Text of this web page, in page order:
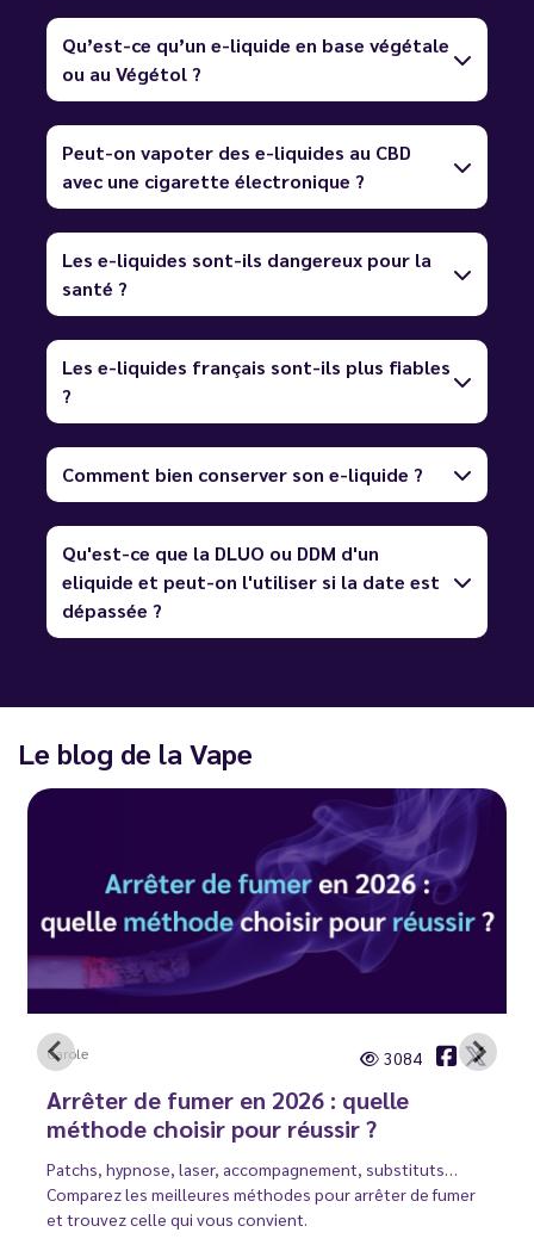
Qu’est-ce qu’un e-liquide en base végétale
ou au Végétol ?
Peut-on vapoter des e-liquides au CBD
avec une cigarette électronique ?
Les e-liquides sont-ils dangereux pour la
santé ?
Les e-liquides français sont-ils plus fiables
?
Comment bien conserver son e-liquide ?
Qu'est-ce que la DLUO ou DDM d'un
eliquide et peut-on l'utiliser si la date est
dépassée ?
Le blog de la Vape
Carole 3084
Arrêter de fumer en 2026 : quelle
méthode choisir pour réussir ?
Patchs, hypnose, laser, accompagnement, substituts…
Comparez les meilleures méthodes pour arrêter de fumer
et trouvez celle qui vous convient.